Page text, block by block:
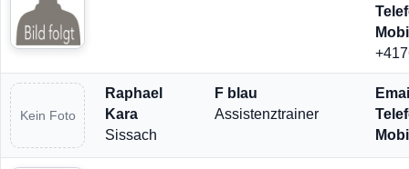
Kein Foto
Raphael
Kara
Sissach
F blau
Assistenztrainer